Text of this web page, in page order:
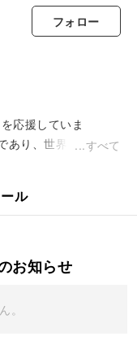
フォロー
応援していま
あり、世界中にファ
すべて
ル
お知らせ
。